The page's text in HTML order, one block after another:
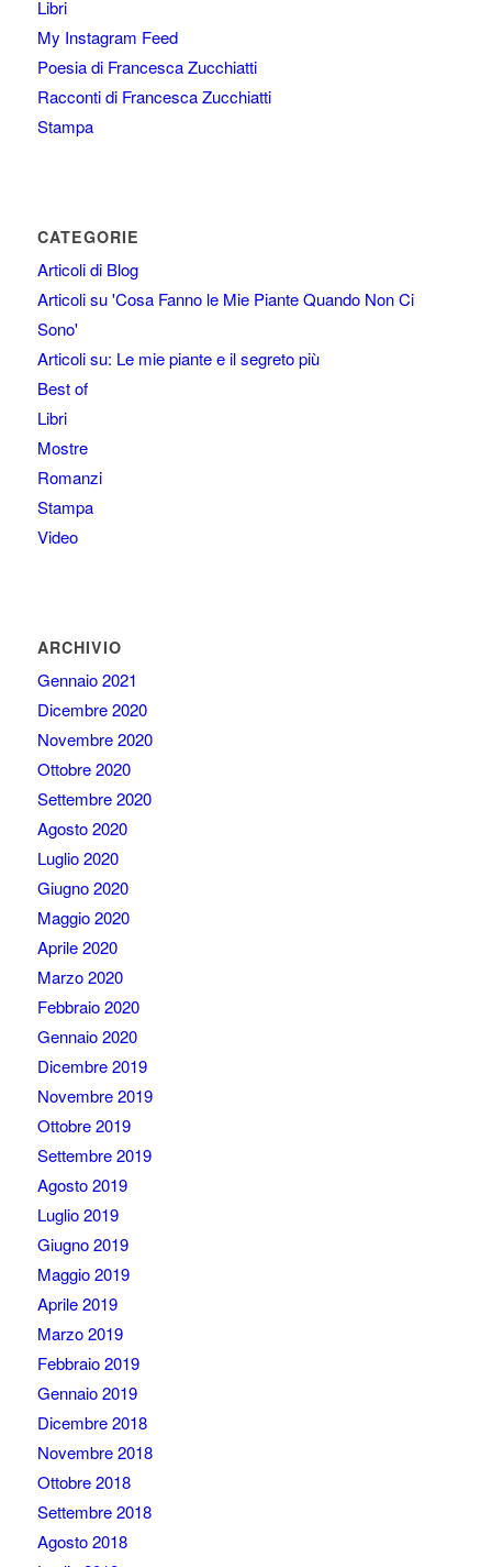
Libri
My Instagram Feed
Poesia di Francesca Zucchiatti
Racconti di Francesca Zucchiatti
Stampa
CATEGORIE
Articoli di Blog
Articoli su 'Cosa Fanno le Mie Piante Quando Non Ci
Sono'
Articoli su: Le mie piante e il segreto più
Best of
Libri
Mostre
Romanzi
Stampa
Video
ARCHIVIO
Gennaio 2021
Dicembre 2020
Novembre 2020
Ottobre 2020
Settembre 2020
Agosto 2020
Luglio 2020
Giugno 2020
Maggio 2020
Aprile 2020
Marzo 2020
Febbraio 2020
Gennaio 2020
Dicembre 2019
Novembre 2019
Ottobre 2019
Settembre 2019
Agosto 2019
Luglio 2019
Giugno 2019
Maggio 2019
Aprile 2019
Marzo 2019
Febbraio 2019
Gennaio 2019
Dicembre 2018
Novembre 2018
Ottobre 2018
Settembre 2018
Agosto 2018